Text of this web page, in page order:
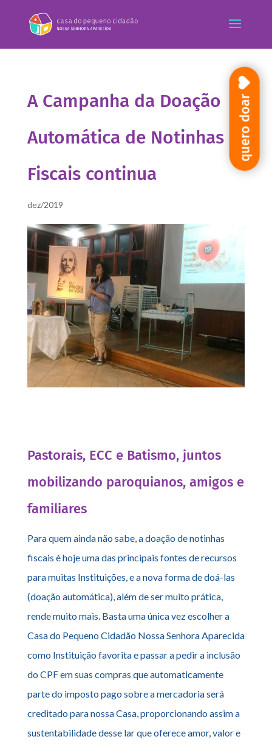
A Campanha da Doação
Automática de Notinhas
Fiscais continua
dez/2019
Pastorais, ECC e Batismo, juntos
mobilizando paroquianos, amigos e
familiares
Para quem ainda não sabe, a doação de notinhas
fiscais é hoje uma das principais fontes de recursos
para muitas Instituições, e a nova forma de doá-las
(doação automática), além de ser muito prática,
rende muito mais. Basta uma única vez escolher a
Casa do Pequeno Cidadão Nossa Senhora Aparecida
como Instituição favorita e passar a pedir a inclusão
do CPF em suas compras que automaticamente
parte do imposto pago sobre a mercadoria será
creditado para nossa Casa, proporcionando assim a
sustentabilidade desse lar que oferece amor, valor e
quero doar